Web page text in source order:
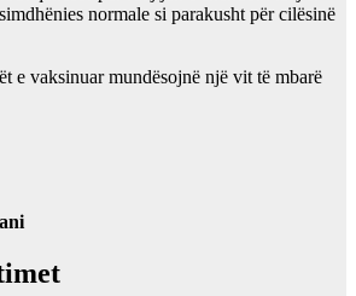
normale si parakusht për cilësinë
e vaksinuar mundësojnë një vit të mbarë